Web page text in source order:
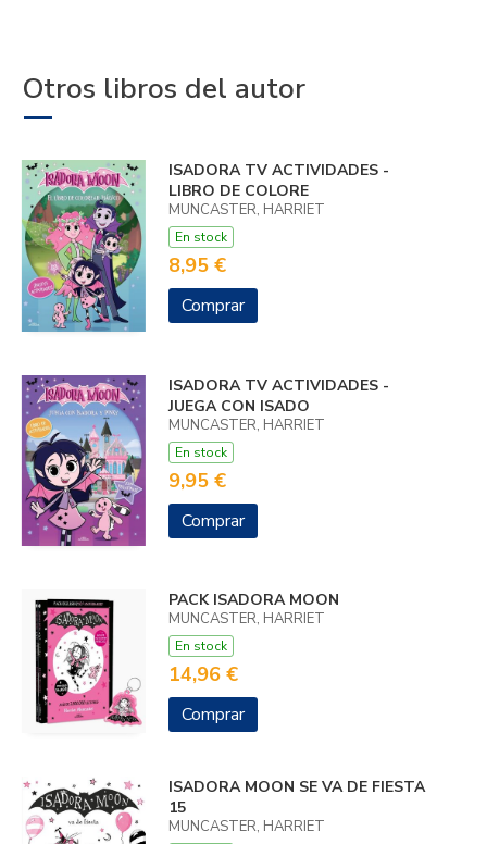
Otros libros del autor
ISADORA TV ACTIVIDADES -
LIBRO DE COLORE
MUNCASTER, HARRIET
En stock
8,95 €
Comprar
ISADORA TV ACTIVIDADES -
JUEGA CON ISADO
MUNCASTER, HARRIET
En stock
9,95 €
Comprar
PACK ISADORA MOON
MUNCASTER, HARRIET
En stock
14,96 €
Comprar
ISADORA MOON SE VA DE FIESTA
15
MUNCASTER, HARRIET